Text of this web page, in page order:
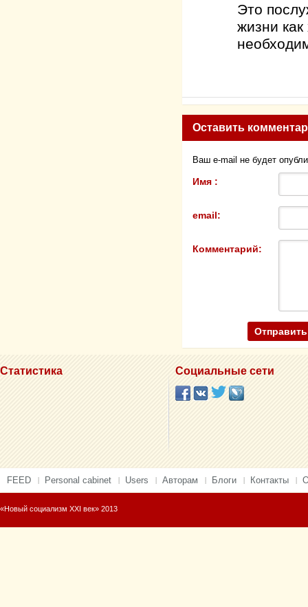
Это
жизни
Оставить
Ваш e-mail не будет
Имя :
email:
Комментарий:
Статистика Социальные сети
FEED Personal cabinet Users Авторам Блоги Контакты
«Новый социализм XXI век» 2013